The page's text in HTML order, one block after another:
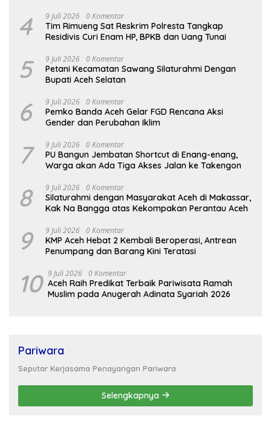
4 9 Juli 2026 0 Komentar
Tim Rimueng Sat Reskrim Polresta Tangkap
Residivis Curi Enam HP, BPKB dan Uang Tunai
5 9 Juli 2026 0 Komentar
Petani Kecamatan Sawang Silaturahmi Dengan
Bupati Aceh Selatan
6 9 Juli 2026 0 Komentar
Pemko Banda Aceh Gelar FGD Rencana Aksi
Gender dan Perubahan Iklim
7 9 Juli 2026 0 Komentar
PU Bangun Jembatan Shortcut di Enang-enang,
Warga akan Ada Tiga Akses Jalan ke Takengon
8 9 Juli 2026 0 Komentar
Silaturahmi dengan Masyarakat Aceh di Makassar,
Kak Na Bangga atas Kekompakan Perantau Aceh
9 9 Juli 2026 0 Komentar
KMP Aceh Hebat 2 Kembali Beroperasi, Antrean
Penumpang dan Barang Kini Teratasi
10 9 Juli 2026 0 Komentar
Aceh Raih Predikat Terbaik Pariwisata Ramah
Muslim pada Anugerah Adinata Syariah 2026
Pariwara
Seputar Kerjasama Penayangan Pariwara
Selengkapnya